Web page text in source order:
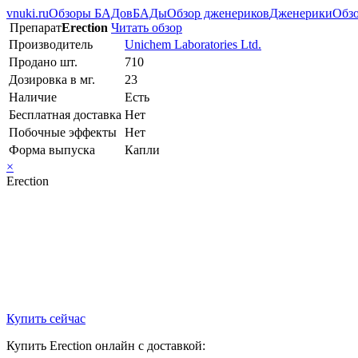
vnuki.ruОбзоры БАДовБАДыОбзор дженериковДженерики
ПрепаратErection Читать обзор
Производитель
Unichem Laboratories Ltd.
Продано шт.
710
Дозировка в мг.
23
Наличие
Есть
Бесплатная доставка Нет
Побочные эффекты Нет
Форма выпуска
Капли
×
Erection
Купить сейчас
Купить Erection онлайн с доставкой: